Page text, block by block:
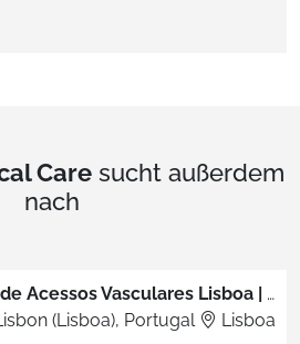
Caresucht außerdem
nach
Enfermeiro Centro de Acessos Vasculares Lisboa | Lumiar (prestação de serviços)
(Lisboa), Portugal Lisboa